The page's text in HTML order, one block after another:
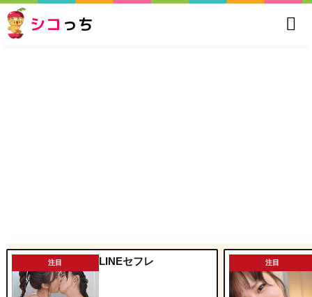
シコ っち
注目 LINEセフレ 注目